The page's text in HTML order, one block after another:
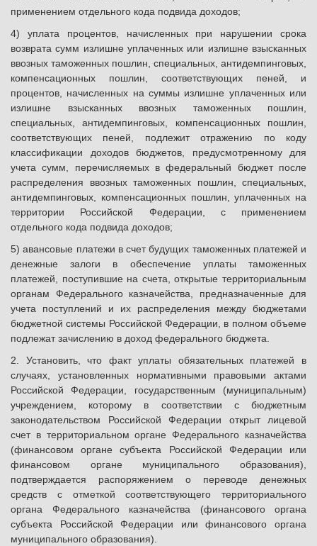
применением отдельного кода подвида доходов;
4) уплата процентов, начисленных при нарушении срока
возврата сумм излишне уплаченных или излишне взысканных
ввозных таможенных пошлин, специальных, антидемпинговых,
компенсационных пошлин, соответствующих пеней, и
процентов, начисленных на суммы излишне уплаченных или
излишне взысканных ввозных таможенных пошлин,
специальных, антидемпинговых, компенсационных пошлин,
соответствующих пеней, подлежит отражению по коду
классификации доходов бюджетов, предусмотренному для
учета сумм, перечисляемых в федеральный бюджет после
распределения ввозных таможенных пошлин, специальных,
антидемпинговых, компенсационных пошлин, уплаченных на
территории Российской Федерации, с применением
отдельного кода подвида доходов;
5) авансовые платежи в счет будущих таможенных платежей и
денежные залоги в обеспечение уплаты таможенных
платежей, поступившие на счета, открытые территориальным
органам Федерального казначейства, предназначенные для
учета поступлений и их распределения между бюджетами
бюджетной системы Российской Федерации, в полном объеме
подлежат зачислению в доход федерального бюджета.
2. Установить, что факт уплаты обязательных платежей в
случаях, установленных нормативными правовыми актами
Российской Федерации, государственным (муниципальным)
учреждением, которому в соответствии с бюджетным
законодательством Российской Федерации открыт лицевой
счет в территориальном органе Федерального казначейства
(финансовом органе субъекта Российской Федерации или
финансовом органе муниципального образования),
подтверждается распоряжением о переводе денежных
средств с отметкой соответствующего территориального
органа Федерального казначейства (финансового органа
субъекта Российской Федерации или финансового органа
муниципального образования).